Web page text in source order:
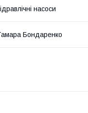
насоси
Бондаренко